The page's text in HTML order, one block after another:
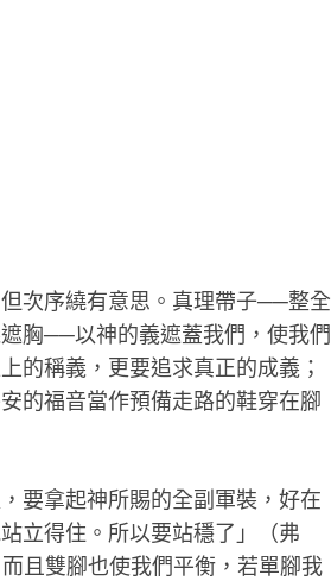
次序繞有意思。真理帶子──整全
胸──以神的義遮蓋我們，使我們
的稱義，更要追求真正的成義；
的福音當作預備走路的鞋穿在腳
要拿起神所賜的全副軍裝，好在
立得住。所以要站穩了」（弗
且雙腳也使我們平衡，若單腳我